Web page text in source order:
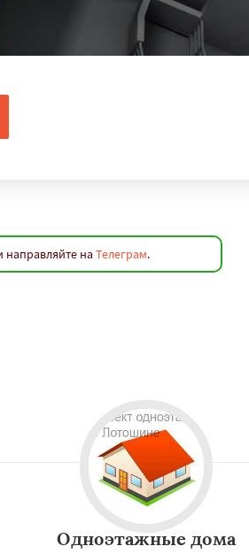
на Телеграм.
Одноэтажные дома